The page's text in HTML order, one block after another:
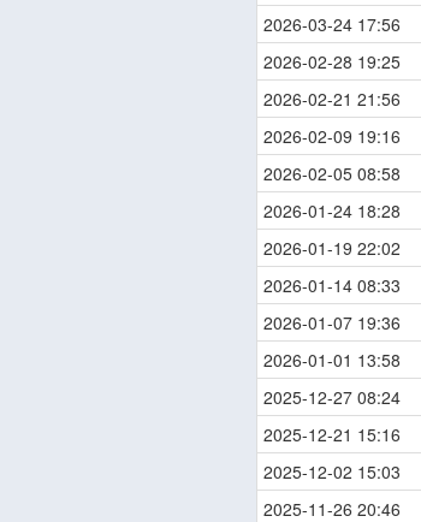
2026-03-24 17:56
2026-02-28 19:25
2026-02-21 21:56
2026-02-09 19:16
2026-02-05 08:58
2026-01-24 18:28
2026-01-19 22:02
2026-01-14 08:33
2026-01-07 19:36
2026-01-01 13:58
2025-12-27 08:24
2025-12-21 15:16
2025-12-02 15:03
2025-11-26 20:46